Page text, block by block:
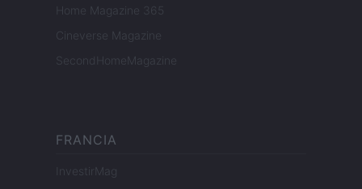
Home Magazine 365
Cineverse Magazine
SecondHomeMagazine
FRANCIA
InvestirMag